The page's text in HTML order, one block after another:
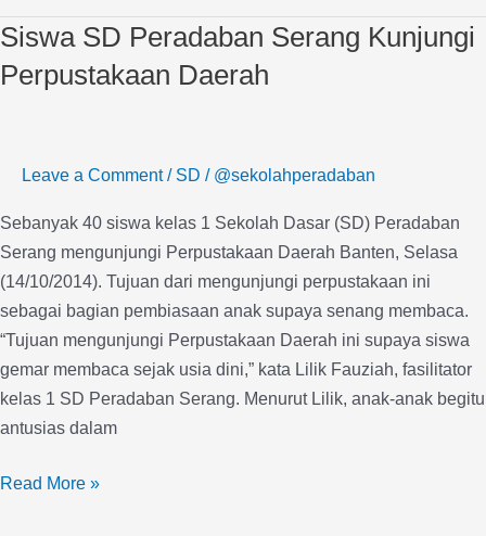
Siswa SD Peradaban Serang Kunjungi
Perpustakaan Daerah
Leave a Comment / SD / @sekolahperadaban
Sebanyak 40 siswa kelas 1 Sekolah Dasar (SD) Peradaban
Serang mengunjungi Perpustakaan Daerah Banten, Selasa
(14/10/2014). Tujuan dari mengunjungi perpustakaan ini
sebagai bagian pembiasaan anak supaya senang membaca.
“Tujuan mengunjungi Perpustakaan Daerah ini supaya siswa
gemar membaca sejak usia dini,” kata Lilik Fauziah, fasilitator
kelas 1 SD Peradaban Serang. Menurut Lilik, anak-anak begitu
antusias dalam
Siswa
Peradaban
Perpustakaan
Read More »